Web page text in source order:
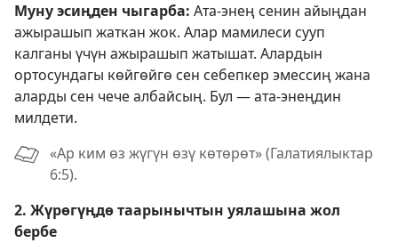
Муну эсиңден чыгарба: Ата-энең сенин айыңдан
ажырашып жаткан жок. Алар мамилеси сууп
калганы үчүн ажырашып жатышат. Алардын
ортосундагы көйгөйгө сен себепкер эмессиң жана
аларды сен чече албайсың. Бул — ата-энеңдин
милдети.
«Ар ким өз жүгүн өзү көтөрөт» (Галатиялыктар
6:5).
2. Жүрөгүңдө таарынычтын уялашына жол
бербе